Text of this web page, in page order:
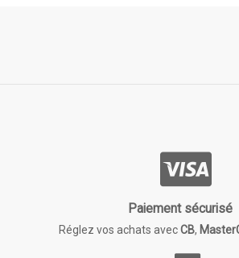
Paiement sécurisé
Réglez vos achats avecCB,